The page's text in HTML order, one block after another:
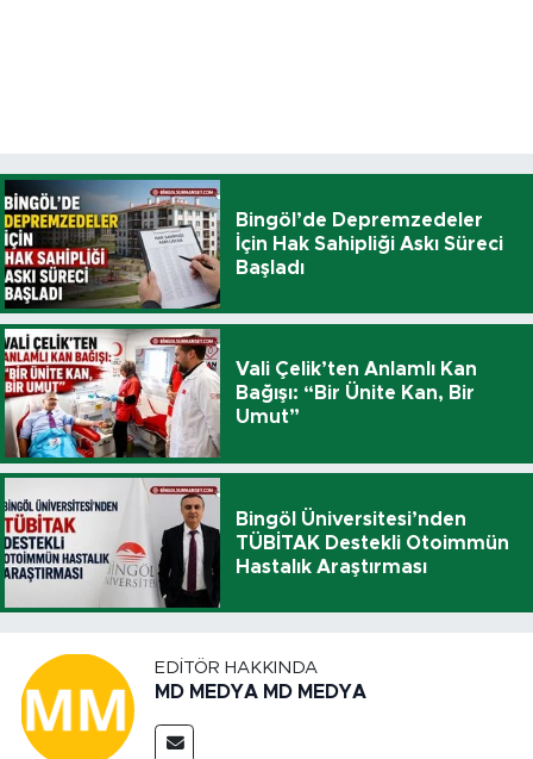
Bingöl’de Depremzedeler
İçin Hak Sahipliği Askı Süreci
Başladı
Vali Çelik’ten Anlamlı Kan
Bağışı: “Bir Ünite Kan, Bir
Umut”
Bingöl Üniversitesi’nden
TÜBİTAK Destekli Otoimmün
Hastalık Araştırması
EDITÖR HAKKINDA
MD MEDYA MD MEDYA